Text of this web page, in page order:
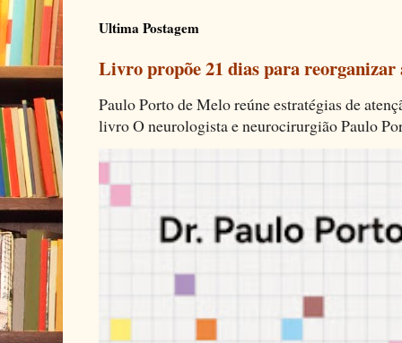
Ultima Postagem
Livro propõe 21 dias para
Paulo Porto de Melo reúne estratégias de
livro O neurologista e neurocirurgião Paulo